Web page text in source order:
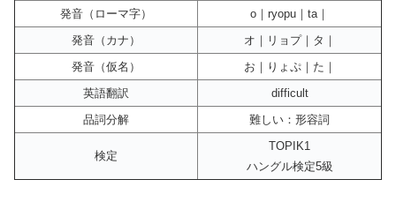
発音（ローマ字）
o｜ryopu｜ta｜
発音（カナ）
オ｜リョプ｜タ｜
発音（仮名）
お｜りょぷ｜た｜
英語翻訳
difficult
品詞分解
難しい：形容詞
検定
TOPIK1
ハングル検定5級